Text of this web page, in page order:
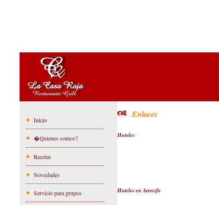
Inicio
�Quienes somos?
Recetas
Novedades
Servicio para grupos
Enlaces
Hoteles
Hoteles en Arrecife